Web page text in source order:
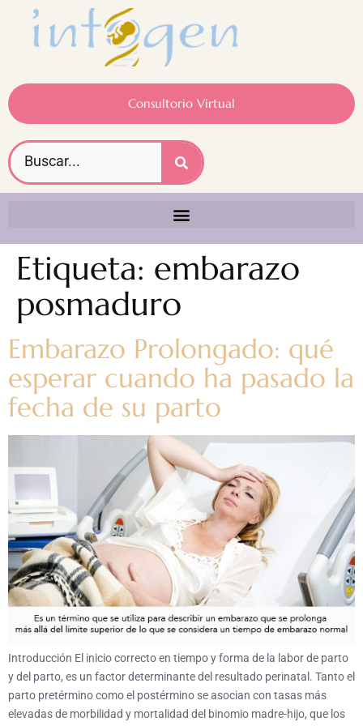
Consultorio Virtual
Etiqueta: embarazo
posmaduro
Embarazo Prolongado: qué
esperar cuando ha pasado la
fecha de su parto
Introducción El inicio correcto en tiempo y forma de la labor de parto
y del parto, es un factor determinante del resultado perinatal. Tanto el
parto pretérmino como el postérmino se asocian con tasas más
elevadas de morbilidad y mortalidad del binomio madre-hijo, que los